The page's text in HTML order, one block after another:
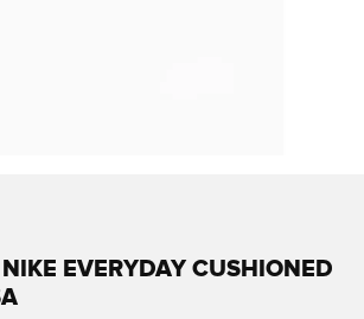
EVERYDAY CUSHIONED